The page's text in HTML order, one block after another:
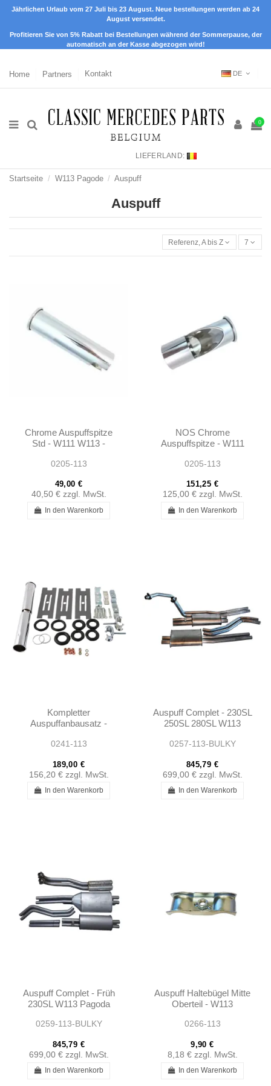
Jährlichen Urlaub vom 27 Juli bis 23 August. Neue bestellungen werden ab 24
August versendet.
Profitieren Sie von 5% Rabatt bei Bestellungen während der Sommerpause, der
automatisch an der Kasse abgezogen wird!
Home Partners Kontakt DE
0
LIEFERLAND:
Startseite W113 Pagode Auspuff
Auspuff
Referenz, A bis Z 7
Chrome Auspuffspitze
Std - W111 W113 -
0205-113
49,00 €
40,50 € zzgl. MwSt.
In den Warenkorb
NOS Chrome
Auspuffspitze - W111
0205-113
151,25 €
125,00 € zzgl. MwSt.
In den Warenkorb
Kompletter
Auspuffanbausatz -
0241-113
189,00 €
156,20 € zzgl. MwSt.
In den Warenkorb
Auspuff Complet - 230SL
250SL 280SL W113
0257-113-BULKY
845,79 €
699,00 € zzgl. MwSt.
In den Warenkorb
Auspuff Complet - Früh
230SL W113 Pagoda
0259-113-BULKY
845,79 €
699,00 € zzgl. MwSt.
In den Warenkorb
Auspuff Haltebügel Mitte
Oberteil - W113
0266-113
9,90 €
8,18 € zzgl. MwSt.
In den Warenkorb